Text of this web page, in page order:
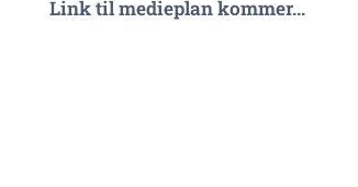
Link til medieplan kommer...